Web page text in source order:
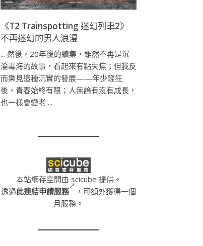
《T2 Trainspotting 迷幻列車2》
不再迷幻的男人浪漫
... 然後，20年後的續集，雖然不再是沉
淪毒海的故事，看起來有點失焦；但我反
而樂見這種沉實的發展——年少輕狂
後，青春始終有限；人無論有沒有成長，
也一樣會變老 ...
本站網存空間由 scicube 提供。
透過此連結申請服務
，可額外獲得一個
月服務。